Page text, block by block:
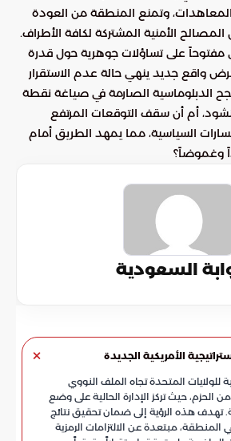
وتمنع المنطقة من العودة
المصالح الأمنية المشتركة لكافة الأطراف.
على تساؤلات جوهرية حول قدرة
واقع جديد ينهي حالة عدم الاستقرار
الدبلوماسية الصارمة في صياغة نقطة
أم أن سقف التوقعات المرتفع
السياسية، مما يمهد الطريق أمام
وغموضاً؟
السعودية
الأمريكية الجديدة
للولايات المتحدة تجاه الملف النووي
الحزم، حيث تركز الإدارة الحالية على وضع
هذه الرؤية إلى ضمان تحقيق نتائج
المنطقة، مبتعدة عن الالتزامات الرمزية